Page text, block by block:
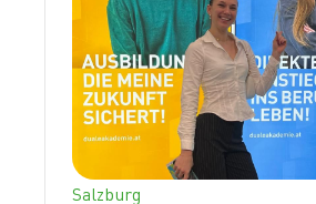
Salzburg